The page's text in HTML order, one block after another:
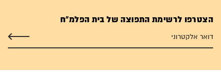
הצטרפו לרשימת התפוצה של בית הפלמ"ח